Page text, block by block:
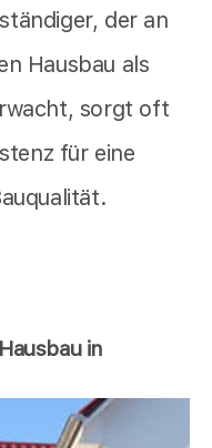
der an
Hausbau als
sorgt oft
für eine
in